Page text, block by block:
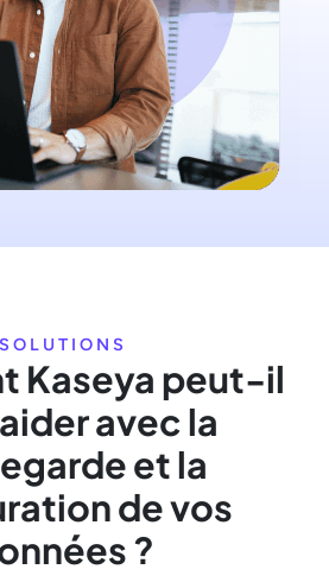
SOLUTIONS
Kaseya peut-il
avec la
et la
de vos
?